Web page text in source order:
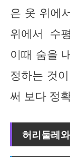
은 옷 위에
위에서 수
이때 숨을
정하는 것
써 보다 정
허리둘레